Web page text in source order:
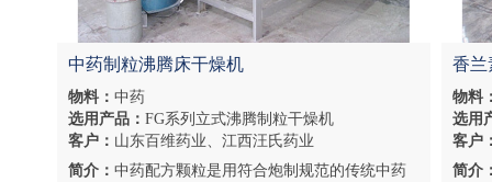
中药制粒沸腾床干燥机
物料： 中药
选用产品： FG系列立式沸腾制粒干燥机
客户： 山东百维药业、江西汪氏药业
简介： 中药配方颗粒是用符合炮制规范的传统中药
香兰
物料
选用
客户
简介